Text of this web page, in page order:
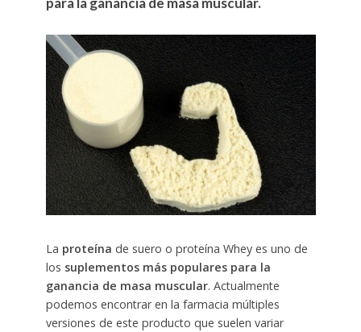
La proteína de suero o proteína Whey es uno de
los suplementos más populares para la
ganancia de masa muscular. Actualmente
podemos encontrar en la farmacia múltiples
versiones de este producto que suelen variar